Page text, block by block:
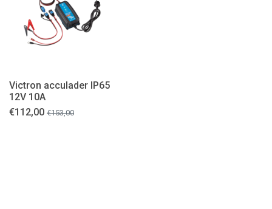
Victron acculader IP65
12V 10A
€112,00 €153,00